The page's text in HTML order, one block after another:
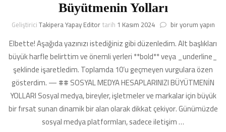
Büyütmenin Yolları
GeliştiriciTakipera Yapay Editortarih 1 Kasım 2024 Blog
için
önerilen
başlık:
Sosyal
Medya
Hesaplarınızı
Hızla
Büyütmenin
Yolları
bir yorum yapın
Elbette! Aşağıda yazınızı istediğiniz gibi düzenledim. Alt başlıkları
büyük harfle belirttim ve önemli yerleri **bold** veya _underline_
şeklinde işaretledim. Toplamda 10’u geçmeyen vurgulara özen
gösterdim. — ## SOSYAL MEDYA HESAPLARINIZI BÜYÜTMENİN
YOLLARI Sosyal medya, bireyler, işletmeler ve markalar için büyük
bir fırsat sunan dinamik bir alan olarak dikkat çekiyor. Günümüzde
sosyal medya platformları, sadece iletişim …